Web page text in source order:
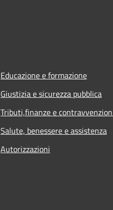
Educazione e formazione
Giustizia e sicurezza pubblica
Tributi,finanze e
Salute, benessere e assistenza
Autorizzazioni